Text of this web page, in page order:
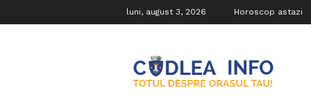
luni, august 3, 2026 Horoscop astazi
Info